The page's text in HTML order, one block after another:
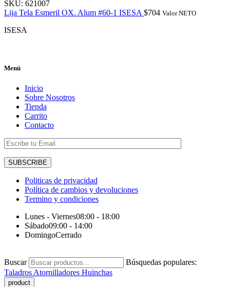
SKU: 621007
Lija Tela Esmeril OX. Alum #60-1 ISESA $704 Valor NETO
ISESA
Menú
Inicio
Sobre Nosotros
Tienda
Carrito
Contacto
Politicas de privacidad
Política de cambios y devoluciones
Termino y condiciones
Lunes - Viernes08:00 - 18:00
Sábado09:00 - 14:00
DomingoCerrado
Buscar
Búsquedas populares:
Taladros Atornilladores Huinchas